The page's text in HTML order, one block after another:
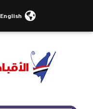
English